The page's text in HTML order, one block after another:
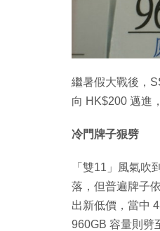
繼暑假大戰後，
向 HK$200 邁進
冷門牌子狠劈
「雙11」風氣
落，但普遍牌子
出新低價，當中
960GB 容量則劈